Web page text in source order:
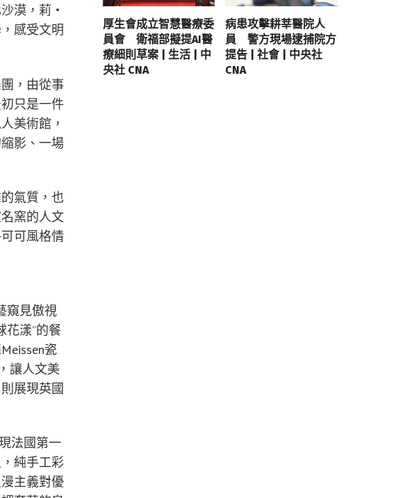
漠，莉‧
感受文明
，由從事
只是一件
美術館，
影、一場
氣質，也
窯的人文
可風格情
窺見傲視
花漾”的餐
瓷
讓人文美
展現英國
法國第一
純手工彩
主義對優
厚生會成立智慧醫療委
員會 衛福部擬提AI醫
療細則草案 | 生活 | 中
央社 CNA
病患攻擊耕莘醫院人
員 警方現場逮捕院方
提告 | 社會 | 中央社
CNA